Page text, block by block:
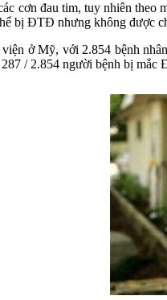
cơn đau tim, tuy nhiên
bị ĐTĐ nhưng không được
ở Mỹ, với 2.854 bệnh
287 / 2.854 người bệnh bị